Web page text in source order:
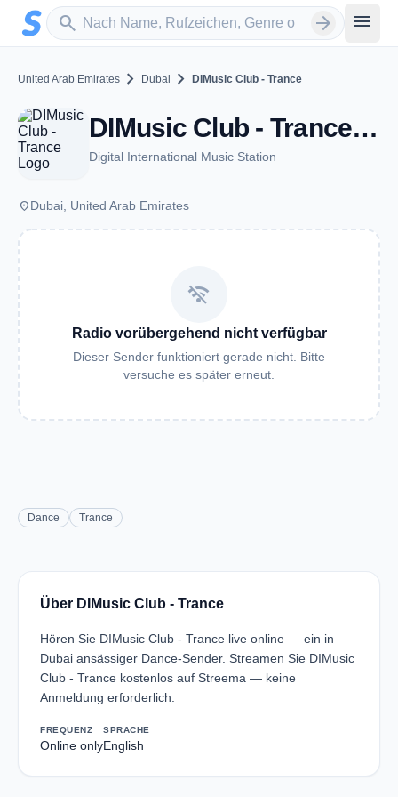
Zum Hauptinhalt springen
search
Sender suchen arrow_forward menu
United Arab Emirates chevron_right Dubai chevron_right DIMusic Club - Trance
DIMusic Club - Trance - Dubai
Digital International Music Station
placeDubai, United Arab Emirates
wifi_off
Radio vorübergehend nicht verfügbar
Dieser Sender funktioniert gerade nicht. Bitte
versuche es später erneut.
Dance Trance
Über DIMusic Club - Trance
Hören Sie DIMusic Club - Trance live online — ein in
Dubai ansässiger Dance-Sender. Streamen Sie DIMusic
Club - Trance kostenlos auf Streema — keine
Anmeldung erforderlich.
FREQUENZ
Online only
SPRACHE
English